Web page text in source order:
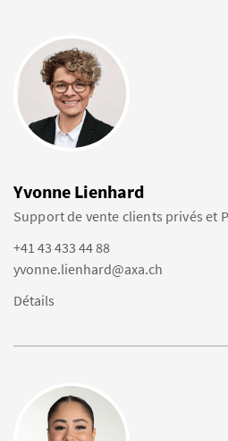
Yvonne Lienhard
Support de vente clients privés et
+41 43 433 44 88
yvonne.lienhard@axa.ch
Détails